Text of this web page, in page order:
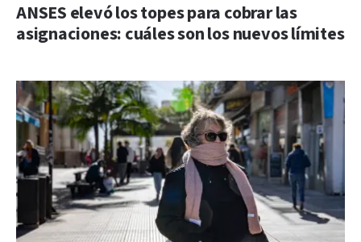
ANSES elevó los topes para cobrar las
asignaciones: cuáles son los nuevos límites